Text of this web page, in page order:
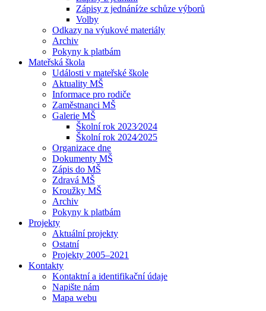
Zápisy z jednání⁄ze schůze výborů
Volby
Odkazy na výukové materiály
Archiv
Pokyny k platbám
Mateřská škola
Události v mateřské škole
Aktuality MŠ
Informace pro rodiče
Zaměstnanci MŠ
Galerie MŠ
Školní rok 2023⁄2024
Školní rok 2024⁄2025
Organizace dne
Dokumenty MŠ
Zápis do MŠ
Zdravá MŠ
Kroužky MŠ
Archiv
Pokyny k platbám
Projekty
Aktuální projekty
Ostatní
Projekty 2005–2021
Kontakty
Kontaktní a identifikační údaje
Napište nám
Mapa webu